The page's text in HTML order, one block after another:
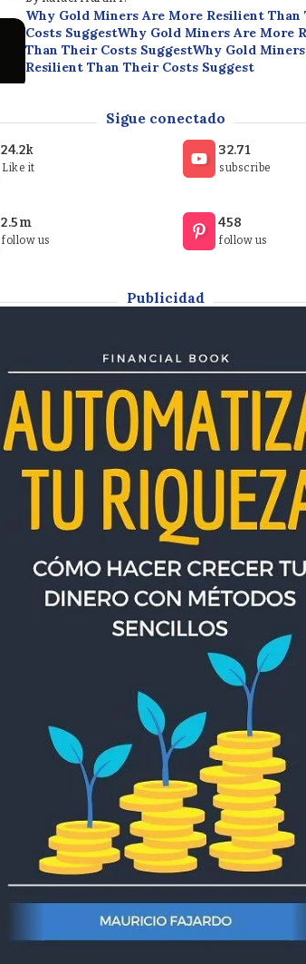
Why Gold Miners Are More Resilient Than
Costs SuggestWhy Gold Miners Are More
Than Their Costs SuggestWhy Gold
Resilient Than Their Costs Suggest
Bitcoin ETFs draw $853.5M in five-day
streakBitcoin ETFs draw $853.5M in five-
streakBitcoin ETFs draw $853.5M in five-
streak
XRP Ledger privacy vote targets $530M
marketXRP Ledger privacy vote targets
marketXRP Ledger privacy vote targets
Sigue conectado
24.2k
Like it
32.71
subscribe
2.5m
follow us
458
follow us
Publicidad